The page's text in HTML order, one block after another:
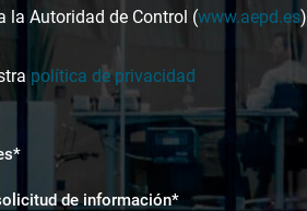
la Autoridad de Control (www.aepd.es)
política de privacidad
de información*